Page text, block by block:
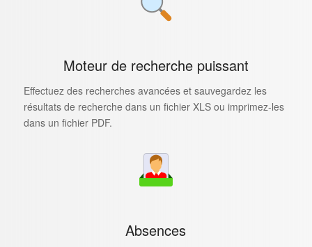
Moteur de recherche puissant
Effectuez des recherches avancées et sauvegardez les
résultats de recherche dans un fichier XLS ou imprimez-les
dans un fichier PDF.
Absences